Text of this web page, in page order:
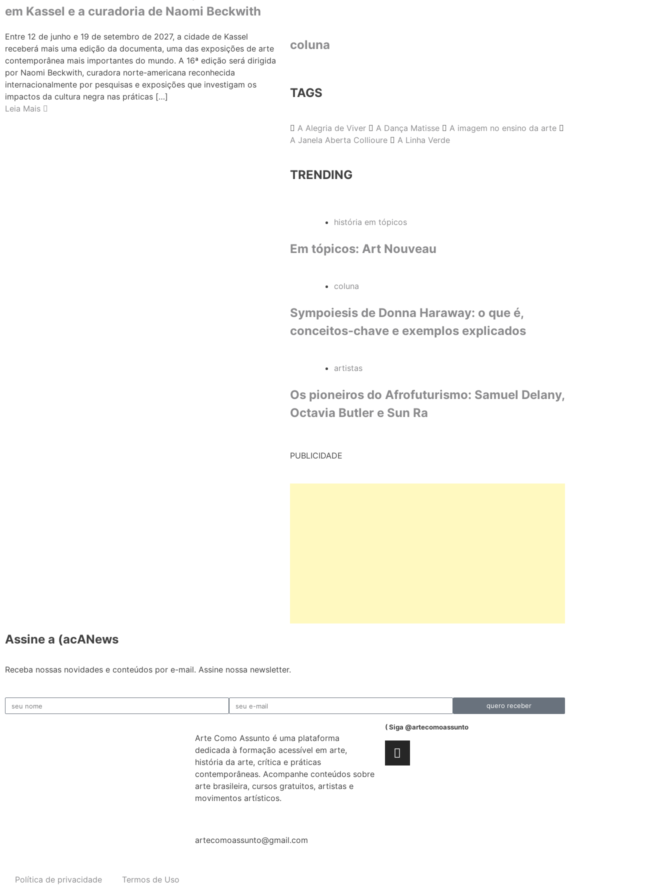
em Kassel e a curadoria de Naomi Beckwith
Entre 12 de junho e 19 de setembro de 2027, a cidade de Kassel
receberá mais uma edição da documenta, uma das exposições de arte
contemporânea mais importantes do mundo. A 16ª edição será dirigida
por Naomi Beckwith, curadora norte-americana reconhecida
internacionalmente por pesquisas e exposições que investigam os
impactos da cultura negra nas práticas […]
Leia Mais
coluna
TAGS
A Alegria de Viver A Dança Matisse
A imagem no ensino da arte
A Janela Aberta Collioure
A Linha Verde
TRENDING
história em tópicos
Em tópicos: Art Nouveau
coluna
Sympoiesis de Donna Haraway: o que é,
conceitos-chave e exemplos explicados
artistas
Os pioneiros do Afrofuturismo: Samuel Delany,
Octavia Butler e Sun Ra
PUBLICIDADE
Assine a (acANews
Receba nossas novidades e conteúdos por e-mail. Assine nossa newsletter.
quero receber
Arte Como Assunto é uma plataforma
dedicada à formação acessível em arte,
história da arte, crítica e práticas
contemporâneas. Acompanhe conteúdos sobre
arte brasileira, cursos gratuitos, artistas e
movimentos artísticos.
artecomoassunto@gmail.com
( Siga @artecomoassunto
Política de privacidade Termos de Uso